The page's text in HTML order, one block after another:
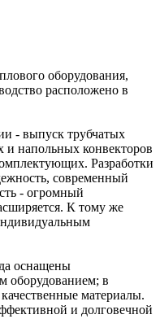
оборудования,
расположено в
- выпуск трубчатых
и напольных конвекторов
Разработки
современный
- огромный
К тому же
оснащены
оборудованием; в
материалы.
и долговечной